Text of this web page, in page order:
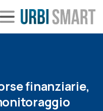
finanziarie,